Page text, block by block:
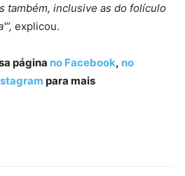
também, inclusive as do folículo
explicou.
página no Facebook, no
para mais